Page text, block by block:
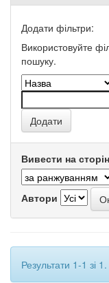
Додати фільтри:
Використовуйте
пошуку.
Вивести на
Автори
Результати 1-1 зі 1.